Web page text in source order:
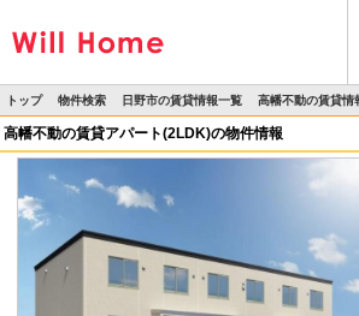
トップ
>
物件検索
>
日野市の賃貸情報一覧
>
高幡不動の賃貸情
>
高幡不動の賃貸アパート(2LDK)の物件情報